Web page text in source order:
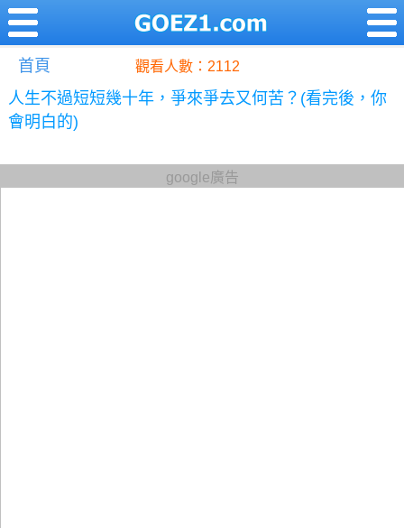
首頁 觀看人數：2112
人生不過短短幾十年，爭來爭去又何苦？(看完後，你
會明白的)
google廣告